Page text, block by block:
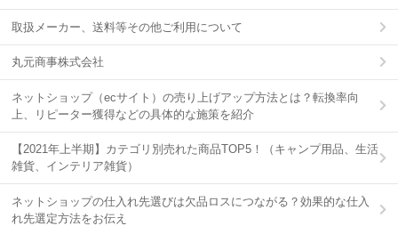
取扱メーカー、送料等その他ご利用について
丸元商事株式会社
ネットショップ（ecサイト）の売り上げアップ方法とは？転換率向
上、リピーター獲得などの具体的な施策を紹介
【2021年上半期】カテゴリ別売れた商品TOP5！（キャンプ用品、生活
雑貨、インテリア雑貨）
ネットショップの仕入れ先選びは欠品ロスにつながる？効果的な仕入
れ先選定方法をお伝え